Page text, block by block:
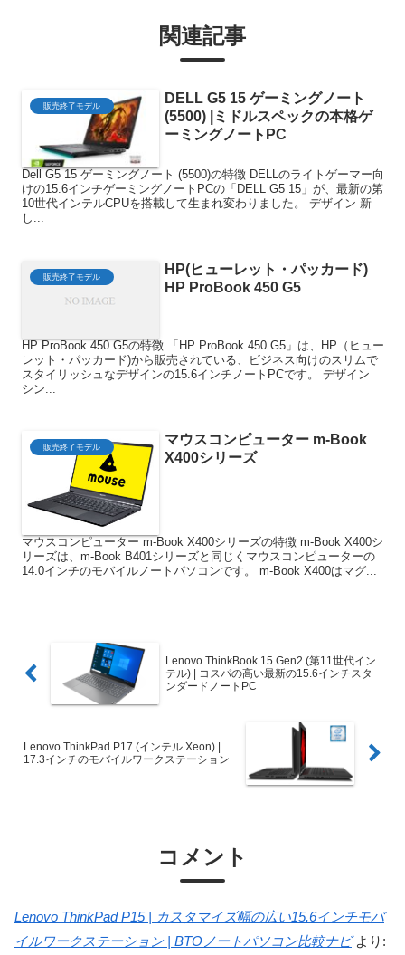
関連記事
販売終了モデル
DELL G5 15 ゲーミングノート
(5500) |ミドルスペックの本格ゲ
ーミングノートPC
Dell G5 15 ゲーミングノート (5500)の特徴 DELLのライトゲーマー向
けの15.6インチゲーミングノートPCの「DELL G5 15」が、最新の第
10世代インテルCPUを搭載して生まれ変わりました。 デザイン 新
し...
販売終了モデル
HP(ヒューレット・パッカード)
HP ProBook 450 G5
HP ProBook 450 G5の特徴 「HP ProBook 450 G5」は、HP（ヒュー
レット・パッカード)から販売されている、ビジネス向けのスリムで
スタイリッシュなデザインの15.6インチノートPCです。 デザイン
シン...
販売終了モデル
マウスコンピューター m-Book
X400シリーズ
マウスコンピューター m-Book X400シリーズの特徴 m-Book X400シ
リーズは、m-Book B401シリーズと同じくマウスコンピューターの
14.0インチのモバイルノートパソコンです。 m-Book X400はマグ...
Lenovo ThinkBook 15 Gen2 (第11世代イン
テル) | コスパの高い最新の15.6インチスタ
ンダードノートPC
Lenovo ThinkPad P17 (インテル Xeon) |
17.3インチのモバイルワークステーション
コメント
Lenovo ThinkPad P15 | カスタマイズ幅の広い15.6インチモバ
イルワークステーション | BTOノートパソコン比較ナビ より: